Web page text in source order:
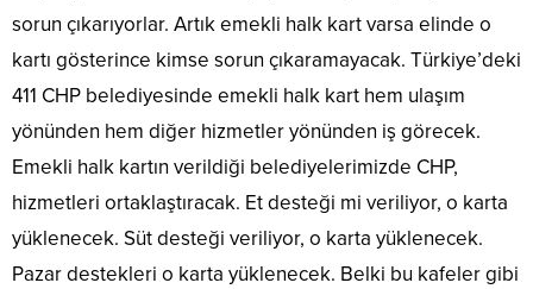
sorun çıkarıyorlar. Artık emekli halk kart varsa elinde o
kartı gösterince kimse sorun çıkaramayacak. Türkiye’deki
411 CHP belediyesinde emekli halk kart hem ulaşım
yönünden hem diğer hizmetler yönünden iş görecek.
Emekli halk kartın verildiği belediyelerimizde CHP,
hizmetleri ortaklaştıracak. Et desteği mi veriliyor, o karta
yüklenecek. Süt desteği veriliyor, o karta yüklenecek.
Pazar destekleri o karta yüklenecek. Belki bu kafeler gibi